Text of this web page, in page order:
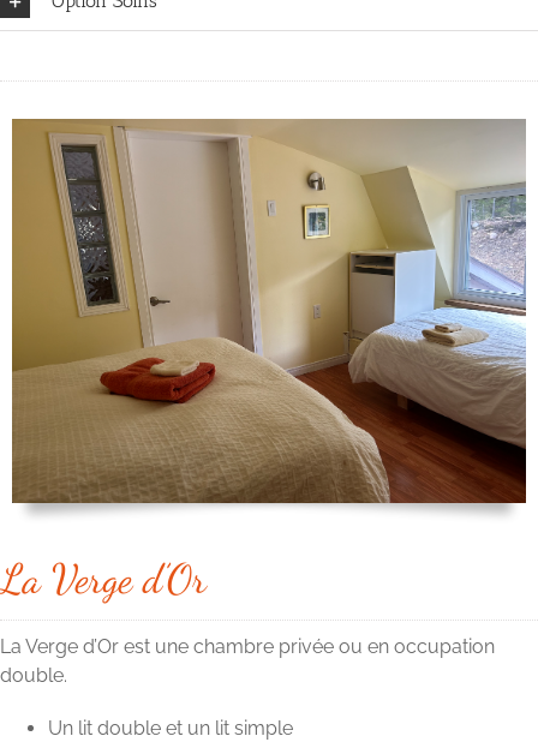
La Verge d’Or
La Verge d’Or est une chambre privée ou en occupation
double.
Un lit double et un lit simple